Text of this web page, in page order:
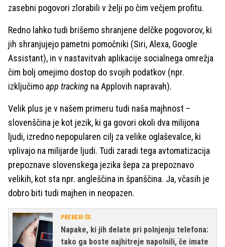
zasebni pogovori zlorabili v želji po čim večjem profitu.
Redno lahko tudi brišemo shranjene delčke pogovorov, ki
jih shranjujejo pametni pomočniki (Siri, Alexa, Google
Assistant), in v nastavitvah aplikacije socialnega omrežja
čim bolj omejimo dostop do svojih podatkov (npr.
izključimoapp tracking na Applovih napravah).
Velik plus je v našem primeru tudi naša majhnost –
slovenščina je kot jezik, ki ga govori okoli dva milijona
ljudi, izredno nepopularen cilj za velike oglaševalce, ki
vplivajo na milijarde ljudi. Tudi zaradi tega avtomatizacija
prepoznave slovenskega jezika šepa za prepoznavo
velikih, kot sta npr. angleščina in španščina. Ja, včasih je
dobro biti tudi majhen in neopazen.
PREBERI ŠE
Napake, ki jih delate pri polnjenju telefona:
tako ga boste najhitreje napolnili, če imate